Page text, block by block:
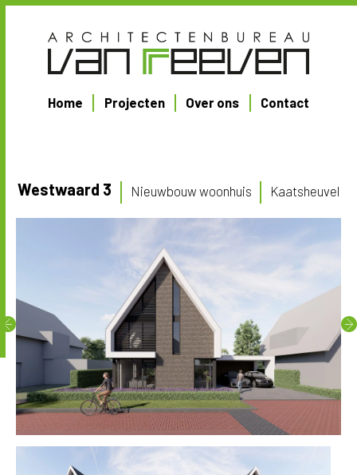
Home Projecten Over ons Contact
Westwaard 3 Nieuwbouw woonhuis Kaatsheuvel